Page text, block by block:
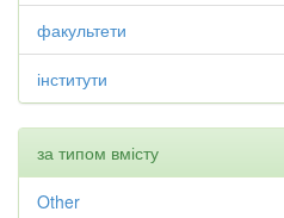
факультети
інститути
за типом вмісту
Other